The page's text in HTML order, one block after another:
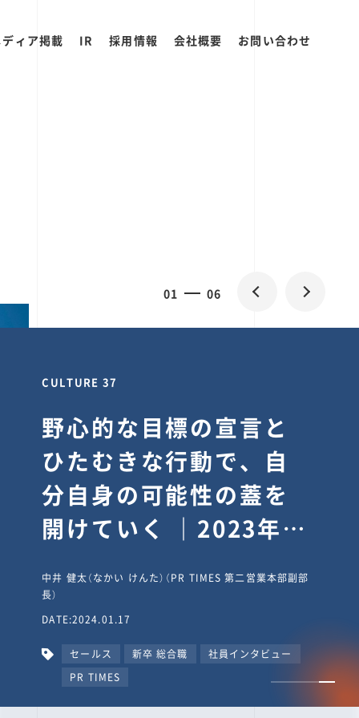
ィア掲載 IR 採用情報 会社概要 お問い合わせ
01 06